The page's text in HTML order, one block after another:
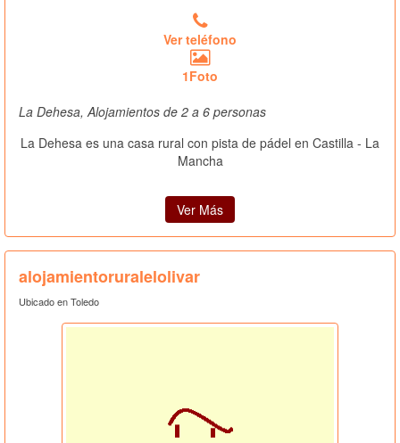
Ver teléfono
1Foto
La Dehesa, Alojamientos de 2 a 6 personas
La Dehesa es una casa rural con pista de pádel en Castilla - La
Mancha
Ver Más
alojamientoruralelolivar
Ubicado en Toledo